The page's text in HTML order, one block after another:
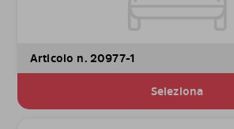
Articolo n. 20977-1
Seleziona